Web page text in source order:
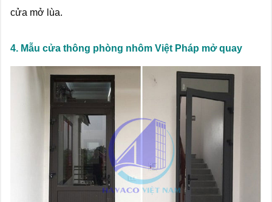
cửa mở lùa.
4. Mẫu cửa thông phòng nhôm Việt Pháp mở quay